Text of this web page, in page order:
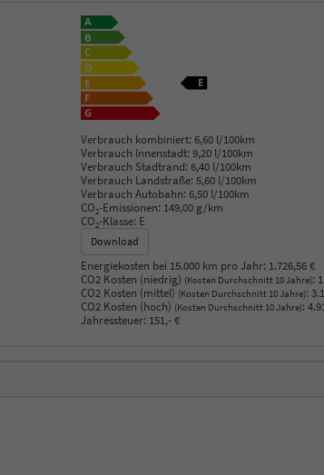
Verbrauch kombiniert: 6,60 l/100km
Verbrauch Innenstadt: 9,20 l/100km
Verbrauch Stadtrand: 6,40 l/100km
Verbrauch Landstraße: 5,60 l/100km
Verbrauch Autobahn: 6,50 l/100km
CO2-Emissionen: 149,00 g/km
CO2-Klasse: E
Download
Energiekosten bei 15.000 km pro Jahr: 1.726,56 €
CO2 Kosten (niedrig) (Kosten Durchschnitt 10 Jahre):
CO2 Kosten (mittel) (Kosten Durchschnitt 10 Jahre):
CO2 Kosten (hoch) (Kosten Durchschnitt 10 Jahre):
Jahressteuer: 151,- €